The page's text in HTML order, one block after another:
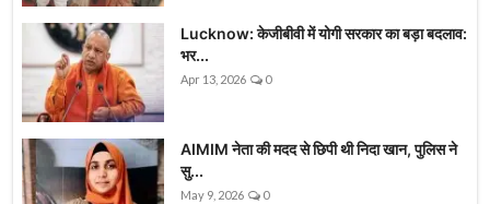
Lucknow: केजीबीवी में योगी सरकार का बड़ा बदलाव:
भर...
Apr 13, 2026 0
AIMIM नेता की मदद से छिपी थी निदा खान, पुलिस ने
सु...
May 9, 2026 0